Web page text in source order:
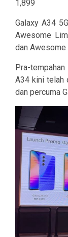
1,899
Galaxy A34
Awesome
dan Awesome
Pra-
A34 kini telah
dan percuma